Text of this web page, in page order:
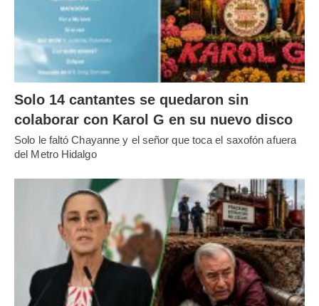
Solo 14 cantantes se quedaron sin
colaborar con Karol G en su nuevo disco
Solo le faltó Chayanne y el señor que toca el saxofón afuera
del Metro Hidalgo